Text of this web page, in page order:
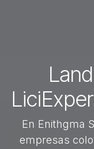
En Enithgma
empresas